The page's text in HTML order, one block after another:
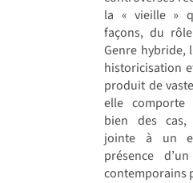
la « vieille »
façons, du
Genre hybride,
historicisation
produit de
elle comporte
bien des
jointe à un
présence
contemporains